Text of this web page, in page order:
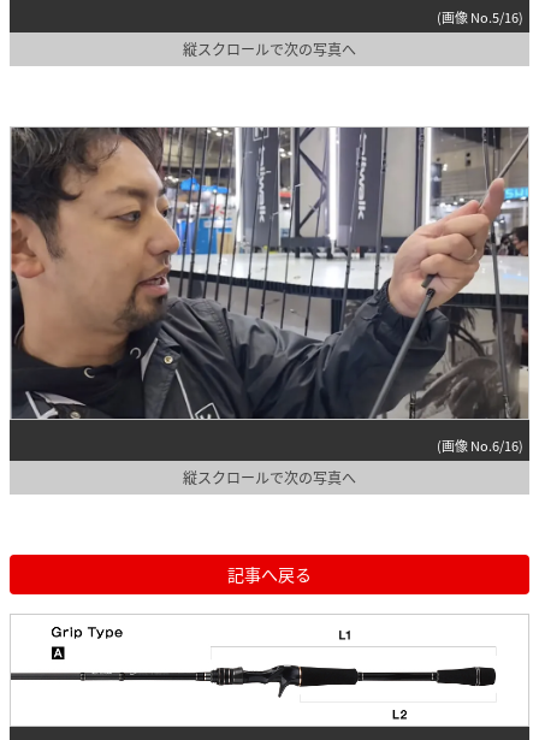
(画像 No.5/16)
縦スクロールで次の写真へ
(画像 No.6/16)
縦スクロールで次の写真へ
記事へ戻る